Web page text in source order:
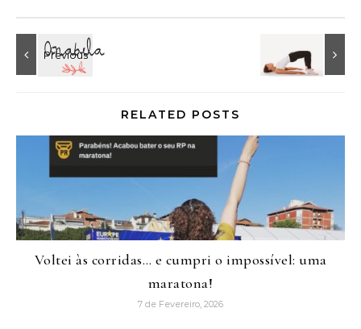
RELATED POSTS
Voltei às corridas… e cumpri o impossível: uma
maratona!
7 de Fevereiro, 2026